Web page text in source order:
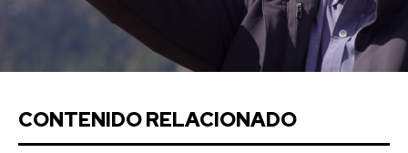
CONTENIDO RELACIONADO